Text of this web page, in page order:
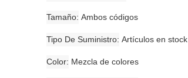
Tamaño Ambos códigos
Tipo De Suministro Artículos en stock
Color Mezcla de colores